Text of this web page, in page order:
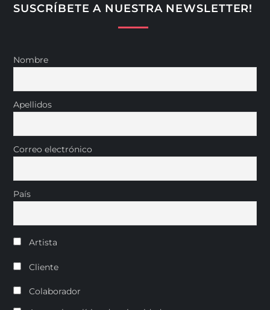
SUSCRÍBETE A NUESTRA NEWSLETTER!
Nombre
Apellidos
Correo electrónico
País
Artista
Cliente
Colaborador